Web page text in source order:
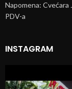
Napomena: Cvećara
PDV-a
INSTAGRAM